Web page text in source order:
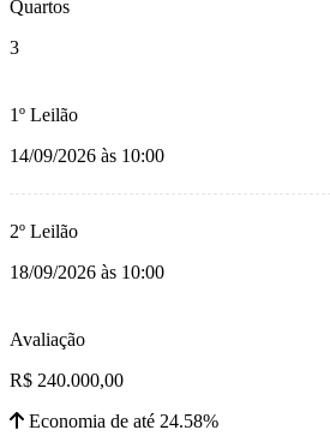
Quartos
3
1º Leilão
14/09/2026 às 10:00
2º Leilão
18/09/2026 às 10:00
Avaliação
R$ 240.000,00
Economia de até 24.58%